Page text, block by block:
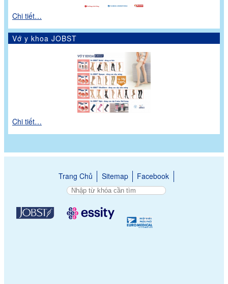
Chi tiết…
Vớ y khoa JOBST
Chi tiết…
Trang Chủ Sitemap Facebook